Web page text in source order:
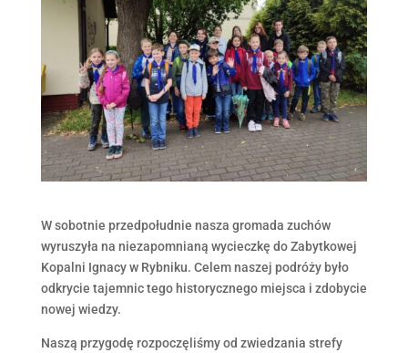
W sobotnie przedpołudnie nasza gromada zuchów
wyruszyła na niezapomnianą wycieczkę do Zabytkowej
Kopalni Ignacy w Rybniku. Celem naszej podróży było
odkrycie tajemnic tego historycznego miejsca i zdobycie
nowej wiedzy.
Naszą przygodę rozpoczęliśmy od zwiedzania strefy